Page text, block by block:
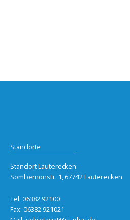
Standorte
Standort Lauterecken:
Sombernonstr. 1, 67742 Lauterecken
Tel: 06382 92100
Fax: 06382 921021